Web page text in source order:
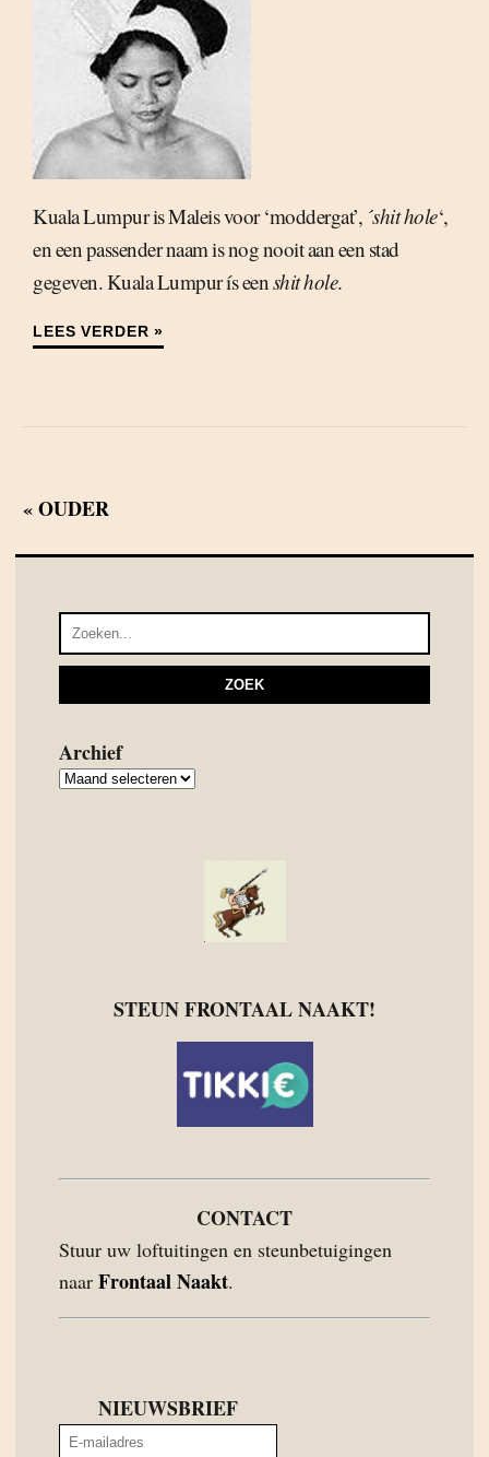
Kuala Lumpur is Maleis voor ‘moddergat’, ´shit hole‘,
en een passender naam is nog nooit aan een stad
gegeven. Kuala Lumpur ís eenshit hole.
LEES VERDER »
« OUDER
Archief
Archief
STEUN FRONTAAL NAAKT!
CONTACT
Stuur uw loftuitingen en steunbetuigingen
naar Frontaal Naakt.
NIEUWSBRIEF